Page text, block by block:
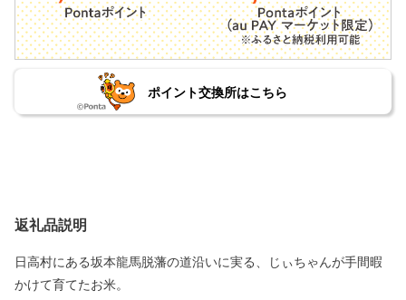
ポイント交換所はこちら
返礼品説明
日高村にある坂本龍馬脱藩の道沿いに実る、じぃちゃんが手間暇
かけて育てたお米。